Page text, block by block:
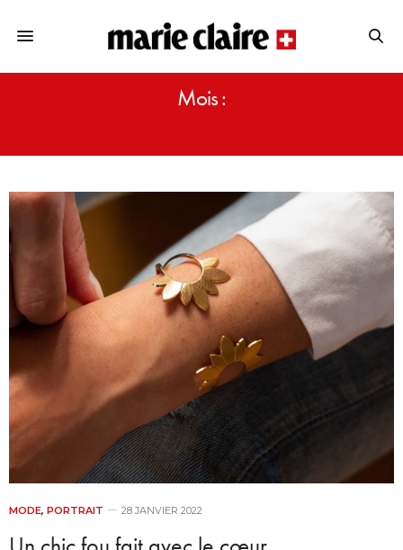
Mois :
MODE, PORTRAIT 28 JANVIER 2022